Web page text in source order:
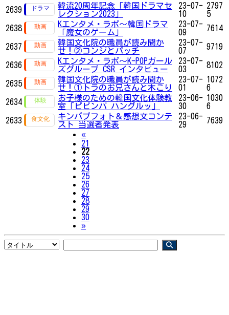
2639
韓流20周年記念「韓国ドラマセ
レクション2023」
23-07-
10
2797
5
2638
Kエンタメ・ラボ～韓国ドラマ
「魔女のゲーム」
23-07-
09
7614
2637
韓国文化院の職員が読み聞か
せ！②コンジとパッチ
23-07-
07
9719
2636
Kエンタメ・ラボ～K-POPガール
ズグループ CSR インタビュー
23-07-
03
8102
2635
韓国文化院の職員が読み聞か
せ！①トラのお兄さんと木こり
23-07-
01
1072
6
2634
お子様のための韓国文化体験教
室「ビビンバ ハングルッ」
23-06-
30
1030
6
2633
キンパプフォト＆感想文コンテ
スト 当選者発表
23-06-
29
7639
«Previous
21
22
23
24
25
26
27
28
29
30
»Next